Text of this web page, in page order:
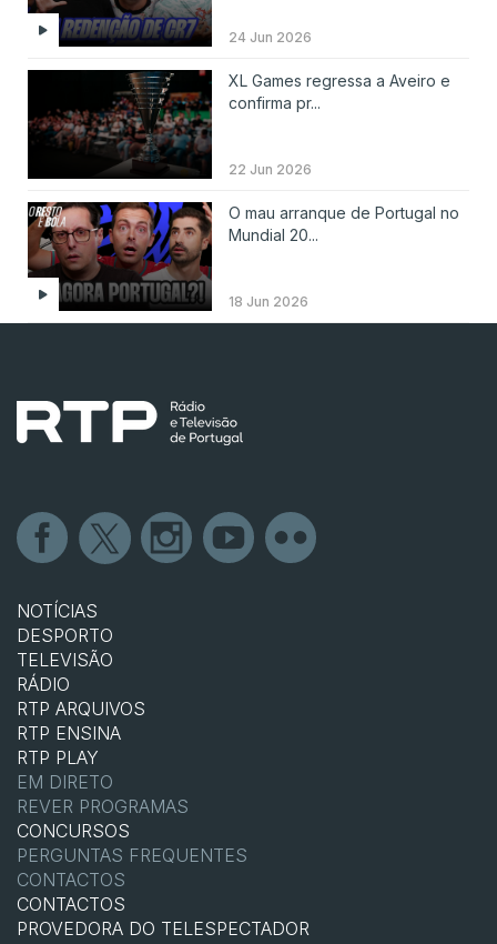
24 Jun 2026
XL Games regressa a Aveiro e
confirma pr...
22 Jun 2026
O mau arranque de Portugal no
Mundial 20...
18 Jun 2026
NOTÍCIAS
DESPORTO
TELEVISÃO
RÁDIO
RTP ARQUIVOS
RTP ENSINA
RTP PLAY
EM DIRETO
REVER PROGRAMAS
CONCURSOS
PERGUNTAS FREQUENTES
CONTACTOS
CONTACTOS
PROVEDORA DO TELESPECTADOR